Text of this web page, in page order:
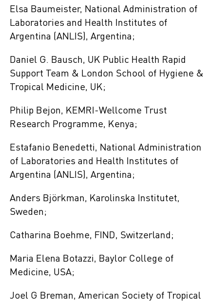
Elsa Baumeister, National Administration of
Laboratories and Health Institutes of
Argentina (ANLIS), Argentina;
Daniel G. Bausch, UK Public Health Rapid
Support Team & London School of Hygiene &
Tropical Medicine, UK;
Philip Bejon, KEMRI-Wellcome Trust
Research Programme, Kenya;
Estafanio Benedetti, National Administration
of Laboratories and Health Institutes of
Argentina (ANLIS), Argentina;
Anders Björkman, Karolinska Institutet,
Sweden;
Catharina Boehme, FIND, Switzerland;
Maria Elena Botazzi, Baylor College of
Medicine, USA;
Joel G Breman, American Society of Tropical